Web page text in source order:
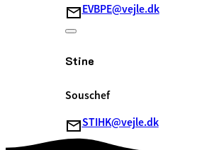
EVBPE@vejle.dk
Stine
Souschef
STIHK@vejle.dk